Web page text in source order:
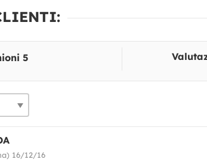
5
16/12/16